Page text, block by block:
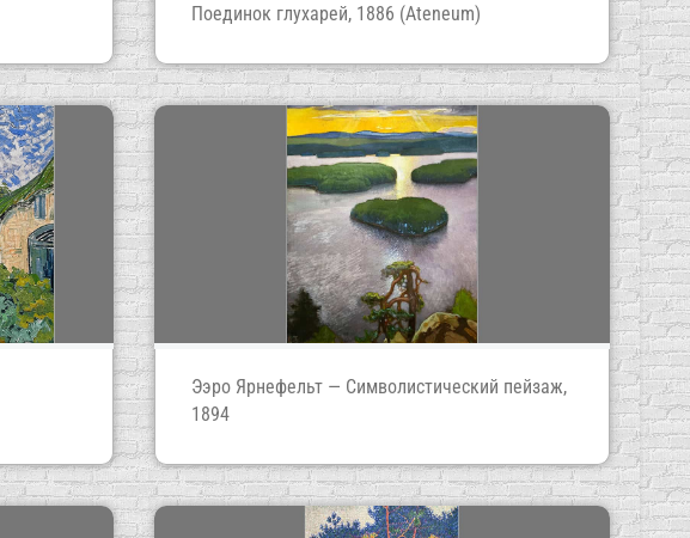
Поединок глухарей, 1886 (Ateneum)
Ээро Ярнефельт — Символистический пейзаж,
1894